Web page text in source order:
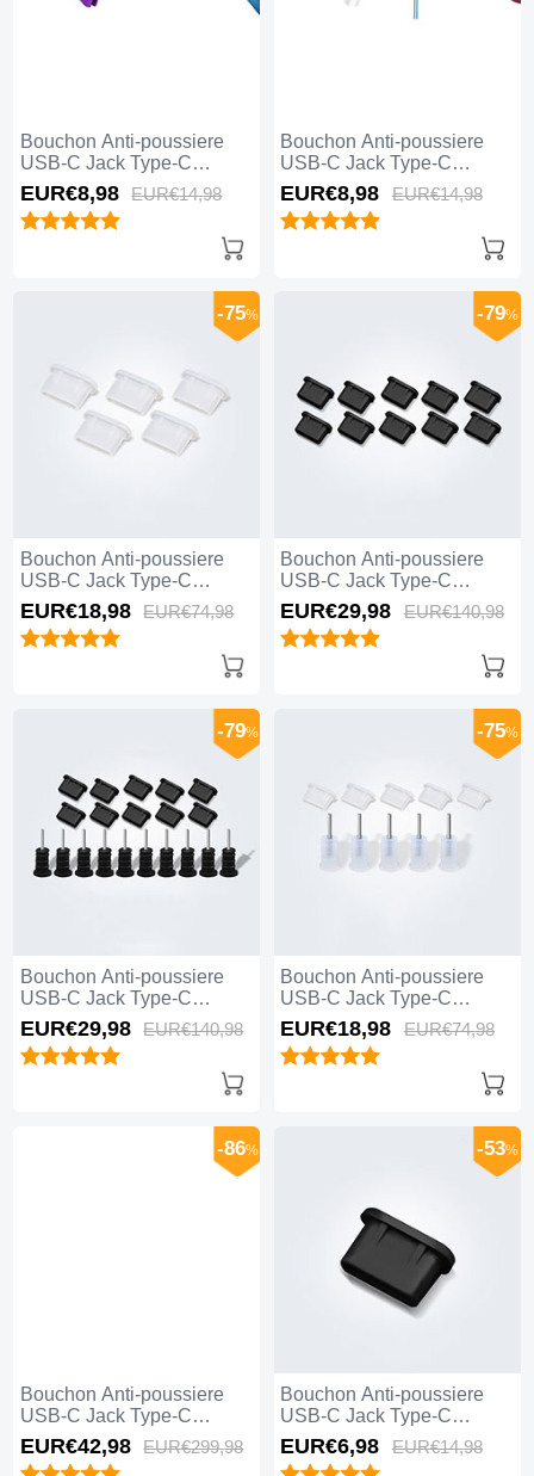
Bouchon Anti-poussiere
USB-C Jack Type-C
Universel H13 Violet
EUR€8,98 EUR€14,98
Bouchon Anti-poussiere
USB-C Jack Type-C
Universel H12 Bleu
EUR€8,98 EUR€14,98
Bouchon Anti-poussiere
USB-C Jack Type-C
Universel 5PCS H01 Blanc
-75%
EUR€18,98 EUR€74,98
Bouchon Anti-poussiere
USB-C Jack Type-C
Universel 10PCS H01 Noir
-79%
EUR€29,98 EUR€140,98
Bouchon Anti-poussiere
USB-C Jack Type-C
Universel 10PCS Noir
-79%
EUR€29,98 EUR€140,98
Bouchon Anti-poussiere
USB-C Jack Type-C
Universel 5PCS Blanc
-75%
EUR€18,98 EUR€74,98
Bouchon Anti-poussiere
USB-C Jack Type-C
Universel 20PCS Noir
-86%
EUR€42,98 EUR€299,98
Bouchon Anti-poussiere
USB-C Jack Type-C
Universel H11 Noir
-53%
EUR€6,98 EUR€14,98